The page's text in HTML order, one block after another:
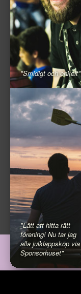
"Smidigt och enkelt"
"Lätt att hitta rätt
förening! Nu tar jag
alla julklappsköp via
Sponsorhuset"